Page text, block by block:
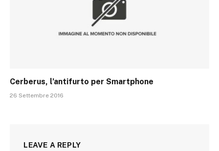
Cerberus, l’antifurto per Smartphone
26 Settembre 2016
LEAVE A REPLY